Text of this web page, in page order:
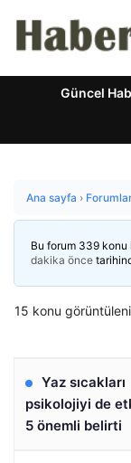
Güncel
Ana sayfa ›
Bu forum 339
dakika önce
15 konu
Yaz sıcakları
psikolojiyi de
5 önemli belirti